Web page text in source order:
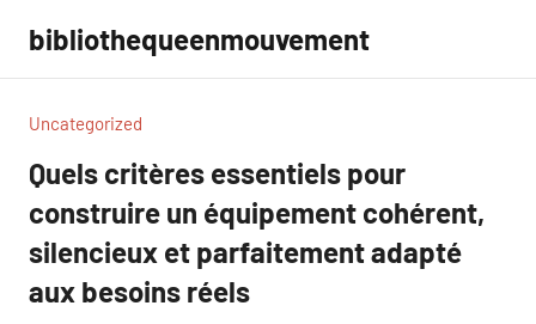
contenu
bibliothequeenmouvement
Uncategorized
Quels critères essentiels pour
construire un équipement cohérent,
silencieux et parfaitement adapté
aux besoins réels